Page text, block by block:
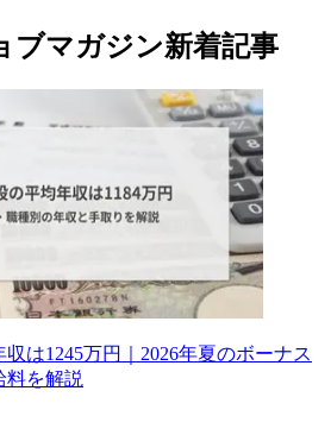
ブマガジン新着記事
は1245万円｜2026年夏のボーナス
料を解説